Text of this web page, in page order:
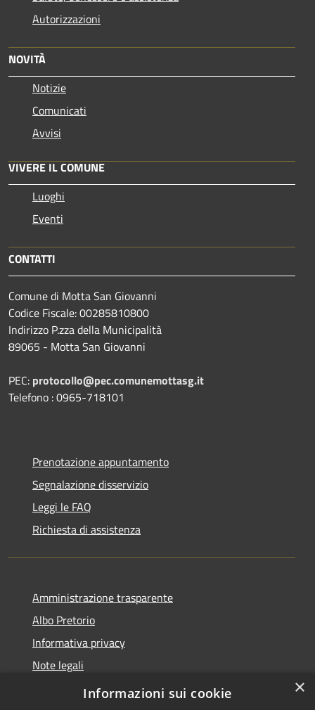
Autorizzazioni
NOVITÀ
Notizie
Comunicati
Avvisi
VIVERE IL COMUNE
Luoghi
Eventi
CONTATTI
Comune di Motta San Giovanni
Codice Fiscale: 00285810800
Indirizzo P.zza della Municipalità
89065 - Motta San Giovanni
PEC: protocollo@pec.comunemottasg.it
Telefono : 0965-718101
Prenotazione appuntamento
Segnalazione disservizio
Leggi le FAQ
Richiesta di assistenza
Amministrazione trasparente
Albo Pretorio
Informativa privacy
Note legali
Dichiarazione di accessibilità
×
Informazioni sui cookie